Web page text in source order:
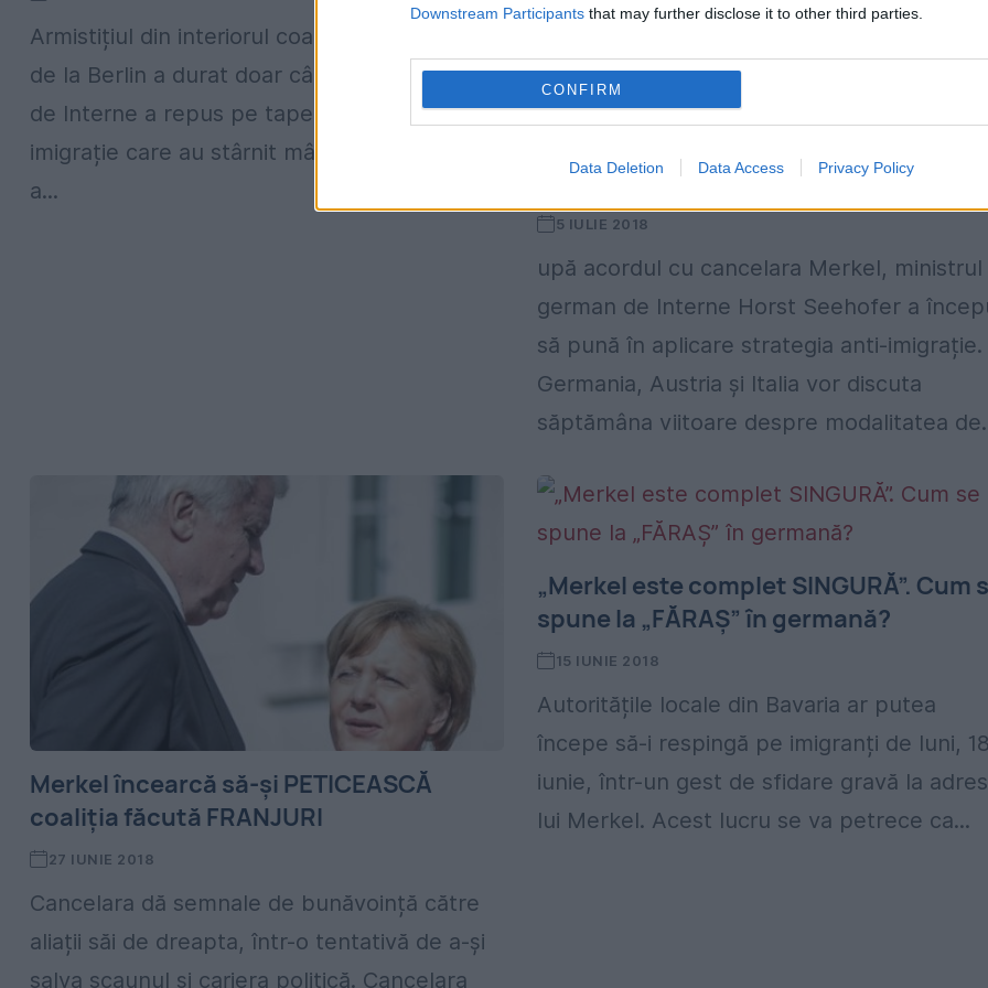
Downstream Participants that may further disclose it to other third parties.
CONFIRM
Data Deletion Data Access Privacy Policy
Armistițiul din interiorul coaliției de guvernare
de la Berlin a durat doar câteva zile. Ministrul
de Interne a repus pe tapet măsurile anti-
imigrație care au stârnit mânia cancelarei și
a...
ULUITOR: Germania lui Merkel, în
Europa
5 IULIE 2018
upă acordul cu cancelara Merkel, ministrul
german de Interne Horst Seehofer a
să pună în aplicare strategia anti-imigrație.
Germania, Austria și Italia vor discuta
săptămâna viitoare despre modalitatea
Merkel încearcă să-și PETICEASCĂ
coaliția făcută FRANJURI
27 IUNIE 2018
Cancelara dă semnale de bunăvoință către
aliații săi de dreapta, într-o tentativă de a-și
salva scaunul și cariera politică. Cancelara
„Merkel este complet SINGURĂ”. Cum
spune la „FĂRAȘ” în germană?
15 IUNIE 2018
Autoritățile locale din Bavaria ar putea
începe să-i respingă pe imigranți de luni,
iunie, într-un gest de sfidare gravă la
lui Merkel. Acest lucru se va petrece ca...